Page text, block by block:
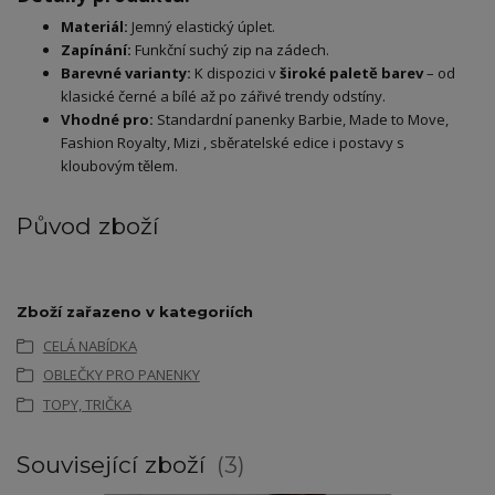
Materiál: Jemný elastický úplet.
Zapínání: Funkční suchý zip na zádech.
Barevné varianty: K dispozici vširoké paletě barev– od
klasické černé a bílé až po zářivé trendy odstíny.
Vhodné pro: Standardní panenky Barbie, Made to Move,
Fashion Royalty, Mizi , sběratelské edice i postavy s
kloubovým tělem.
Původ zboží
Zboží zařazeno v kategoriích
CELÁ NABÍDKA
OBLEČKY PRO PANENKY
TOPY, TRIČKA
Související zboží 3